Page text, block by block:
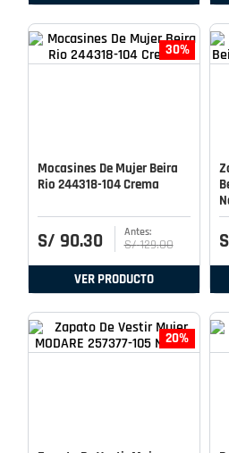
30%
Mocasines De Mujer Beira
Rio 244318-104 Crema
S/ 90.30 S/ 129.00
VER PRODUCTO
20%